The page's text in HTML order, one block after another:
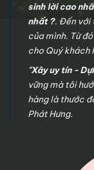
sinh lời cao
nhất ?. Đến với
của mình. Từ
cho Quý khách
"Xây uy tín -
vững mà tôi
hàng là thước
Phát Hưng.